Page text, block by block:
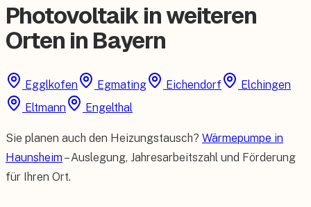
Photovoltaik in weiteren
Orten in Bayern
Egglkofen Egmating Eichendorf
Elchingen
Eltmann
Engelthal
Sie planen auch den Heizungstausch? Wärmepumpe in
Haunsheim – Auslegung, Jahresarbeitszahl und Förderung
für Ihren Ort.